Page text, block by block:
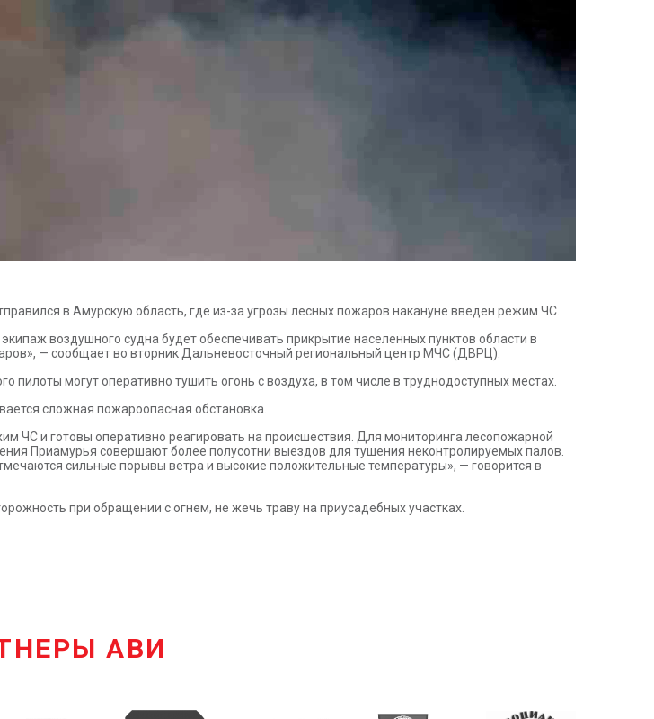
в Амурскую область, где из-за угрозы лесных пожаров накануне введен режим ЧС.
воздушного судна будет обеспечивать прикрытие населенных пунктов области в
— сообщает во вторник Дальневосточный региональный центр МЧС (ДВРЦ).
могут оперативно тушить огонь с воздуха, в том числе в труднодоступных местах.
сложная пожароопасная обстановка.
ЧС и готовы оперативно реагировать на происшествия. Для мониторинга лесопожарной
Приамурья совершают более полусотни выездов для тушения неконтролируемых палов.
сильные порывы ветра и высокие положительные температуры», — говорится в
при обращении с огнем, не жечь траву на приусадебных участках.
АВИ